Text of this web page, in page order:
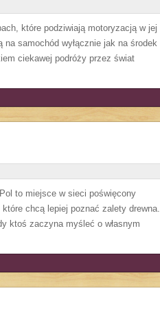
które podziwiają motoryzacją w jej
samochód wyłącznie jak na środek
ciekawej podróży przez świat
to miejsce w sieci poświęcony
chcą lepiej poznać zalety drewna.
ktoś zaczyna myśleć o własnym